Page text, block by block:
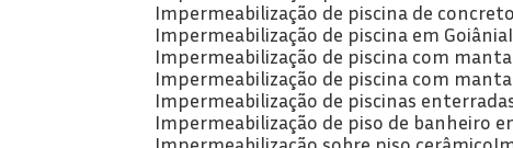
Impermeabilização de piscina de concreto
Impermeabilização de piscina em Goiânia
Impermeabilização de piscina com
Impermeabilização de piscina com
Impermeabilização de piscinas
Impermeabilização de piso de banheiro